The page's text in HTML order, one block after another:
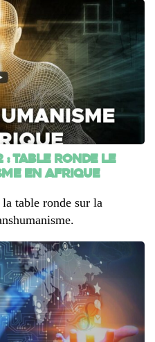
: Table ronde Le
en Afrique
table ronde sur la